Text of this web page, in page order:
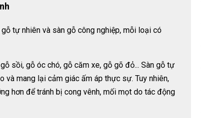
tự nhiên và sàn gỗ công nghiệp, mỗi loại có
sồi, gỗ óc chó, gỗ căm xe, gỗ gõ đỏ... Sàn gỗ tự
và mang lại cảm giác ấm áp thực sự. Tuy nhiên,
hơn để tránh bị cong vênh, mối mọt do tác động